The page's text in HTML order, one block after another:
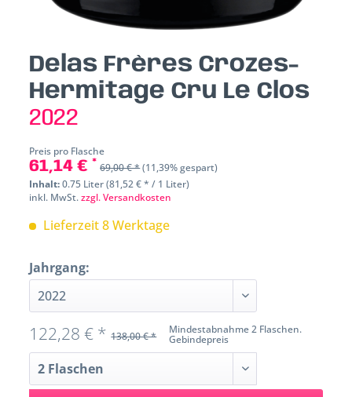
Delas Frères Crozes-
Hermitage Cru Le Clos
2022
Preis pro Flasche
61,14 € * 69,00 € *(11,39% gespart)
Inhalt:0.75 Liter (81,52 € * / 1 Liter)
inkl. MwSt.zzgl. Versandkosten
Lieferzeit 8 Werktage
Jahrgang:
Mindestabnahme 2 Flaschen.
Gebindepreis
122,28 € * 138,00 € *